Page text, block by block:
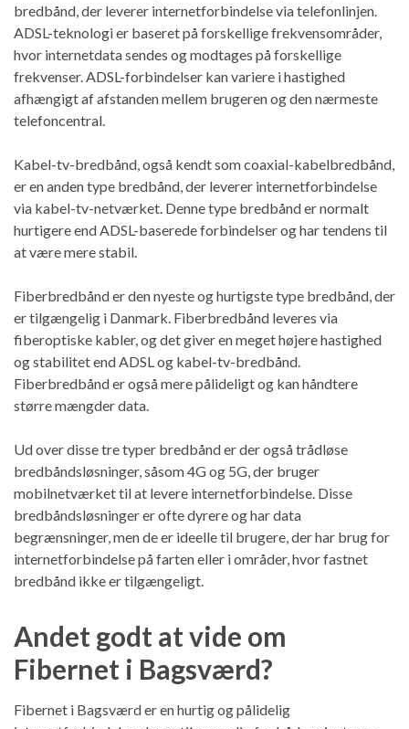
bredbånd, der leverer internetforbindelse via telefonlinjen.
ADSL-teknologi er baseret på forskellige frekvensområder,
hvor internetdata sendes og modtages på forskellige
frekvenser. ADSL-forbindelser kan variere i hastighed
afhængigt af afstanden mellem brugeren og den nærmeste
telefoncentral.
Kabel-tv-bredbånd, også kendt som coaxial-kabelbredbånd,
er en anden type bredbånd, der leverer internetforbindelse
via kabel-tv-netværket. Denne type bredbånd er normalt
hurtigere end ADSL-baserede forbindelser og har tendens til
at være mere stabil.
Fiberbredbånd er den nyeste og hurtigste type bredbånd, der
er tilgængelig i Danmark. Fiberbredbånd leveres via
fiberoptiske kabler, og det giver en meget højere hastighed
og stabilitet end ADSL og kabel-tv-bredbånd.
Fiberbredbånd er også mere pålideligt og kan håndtere
større mængder data.
Ud over disse tre typer bredbånd er der også trådløse
bredbåndsløsninger, såsom 4G og 5G, der bruger
mobilnetværket til at levere internetforbindelse. Disse
bredbåndsløsninger er ofte dyrere og har data
begrænsninger, men de er ideelle til brugere, der har brug for
internetforbindelse på farten eller i områder, hvor fastnet
bredbånd ikke er tilgængeligt.
Andet godt at vide om
Fibernet i Bagsværd?
Fibernet i Bagsværd er en hurtig og pålidelig